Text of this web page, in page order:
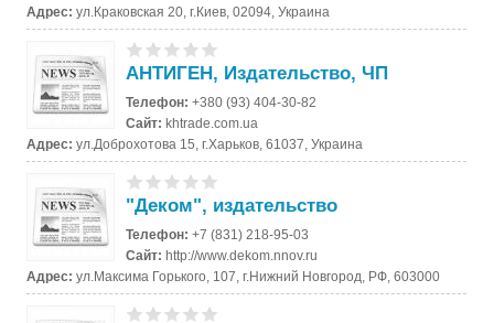
Адрес:ул.Краковская 20, г.Киев, 02094, Украина
АНТИГЕН, Издательство, ЧП
Телефон:+380 (93) 404-30-82
Сайт:khtrade.com.ua
Адрес:ул.Доброхотова 15, г.Харьков, 61037, Украина
"Деком", издательство
Телефон:+7 (831) 218-95-03
Сайт:http://www.dekom.nnov.ru
Адрес:ул.Максима Горького, 107, г.Нижний Новгород, РФ, 603000